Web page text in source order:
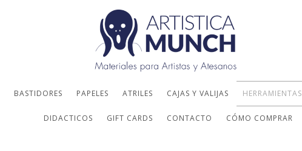
BASTIDORES PAPELES ATRILES CAJAS Y VALIJAS HERRAMIENTAS
DIDACTICOS GIFT CARDS CONTACTO CÓMO COMPRAR